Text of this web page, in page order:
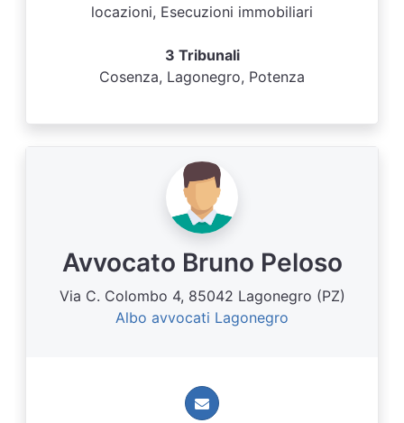
locazioni, Esecuzioni immobiliari
3 Tribunali
Cosenza, Lagonegro, Potenza
Avvocato Bruno Peloso
Via C. Colombo 4, 85042 Lagonegro (PZ)
Albo avvocati Lagonegro